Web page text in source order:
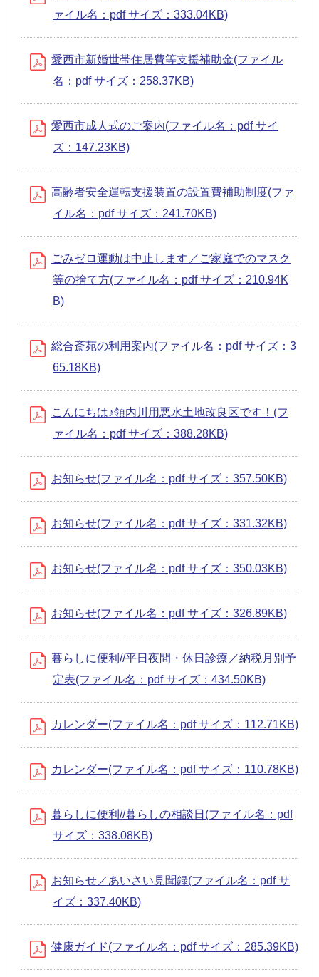
ァイル名：pdf サイズ：333.04KB)
愛西市新婚世帯住居費等支援補助金(ファイル
名：pdf サイズ：258.37KB)
愛西市成人式のご案内(ファイル名：pdf サイ
ズ：147.23KB)
高齢者安全運転支援装置の設置費補助制度(ファ
イル名：pdf サイズ：241.70KB)
ごみゼロ運動は中止します／ご家庭でのマスク
等の捨て方(ファイル名：pdf サイズ：210.94K
B)
総合斎苑の利用案内(ファイル名：pdf サイズ：3
65.18KB)
こんにちは♪領内川用悪水土地改良区です！(フ
ァイル名：pdf サイズ：388.28KB)
お知らせ(ファイル名：pdf サイズ：357.50KB)
お知らせ(ファイル名：pdf サイズ：331.32KB)
お知らせ(ファイル名：pdf サイズ：350.03KB)
お知らせ(ファイル名：pdf サイズ：326.89KB)
暮らしに便利//平日夜間・休日診療／納税月別予
定表(ファイル名：pdf サイズ：434.50KB)
カレンダー(ファイル名：pdf サイズ：112.71KB)
カレンダー(ファイル名：pdf サイズ：110.78KB)
暮らしに便利//暮らしの相談日(ファイル名：pdf
サイズ：338.08KB)
お知らせ／あいさい見聞録(ファイル名：pdf サ
イズ：337.40KB)
健康ガイド(ファイル名：pdf サイズ：285.39KB)